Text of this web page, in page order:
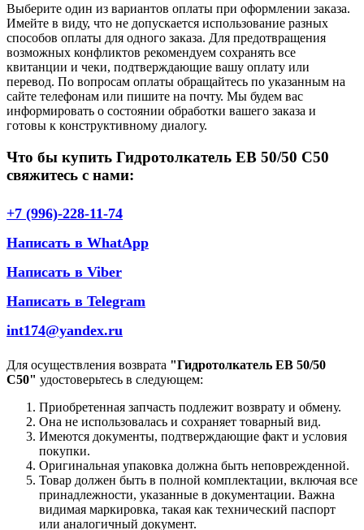
Выберите один из вариантов оплаты при оформлении заказа.
Имейте в виду, что не допускается использование разных
способов оплаты для одного заказа. Для предотвращения
возможных конфликтов рекомендуем сохранять все
квитанции и чеки, подтверждающие вашу оплату или
перевод. По вопросам оплаты обращайтесь по указанным на
сайте телефонам или пишите на почту. Мы будем вас
информировать о состоянии обработки вашего заказа и
готовы к конструктивному диалогу.
Что бы купить Гидротолкатель EB 50/50 С50
свяжитесь с нами:
+7 (996)-228-11-74
Написать в WhatApp
Написать в Viber
Написать в Telegram
int174@yandex.ru
Для осуществления возврата "Гидротолкатель EB 50/50
С50" удостоверьтесь в следующем:
Приобретенная запчасть подлежит возврату и обмену.
Она не использовалась и сохраняет товарный вид.
Имеются документы, подтверждающие факт и условия
покупки.
Оригинальная упаковка должна быть неповрежденной.
Товар должен быть в полной комплектации, включая все
принадлежности, указанные в документации. Важна
видимая маркировка, такая как технический паспорт
или аналогичный документ.